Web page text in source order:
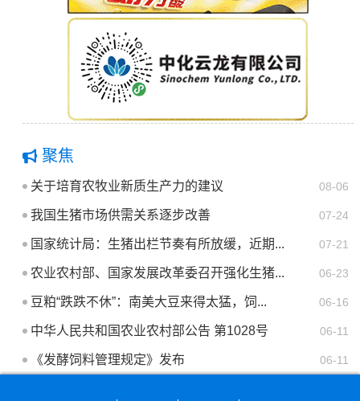
聚焦
08-06
关于培育农牧业新质生产力的建议
07-24
我国生猪市场供需关系逐步改善
07-21
国家统计局：生猪出栏节奏有所放缓，近期...
06-23
农业农村部、国家发展改革委召开强化生猪...
06-16
豆粕“跌跌不休”：南美大豆来得太猛，饲...
06-11
中华人民共和国农业农村部公告 第1028号
06-11
《发酵饲料管理规定》发布